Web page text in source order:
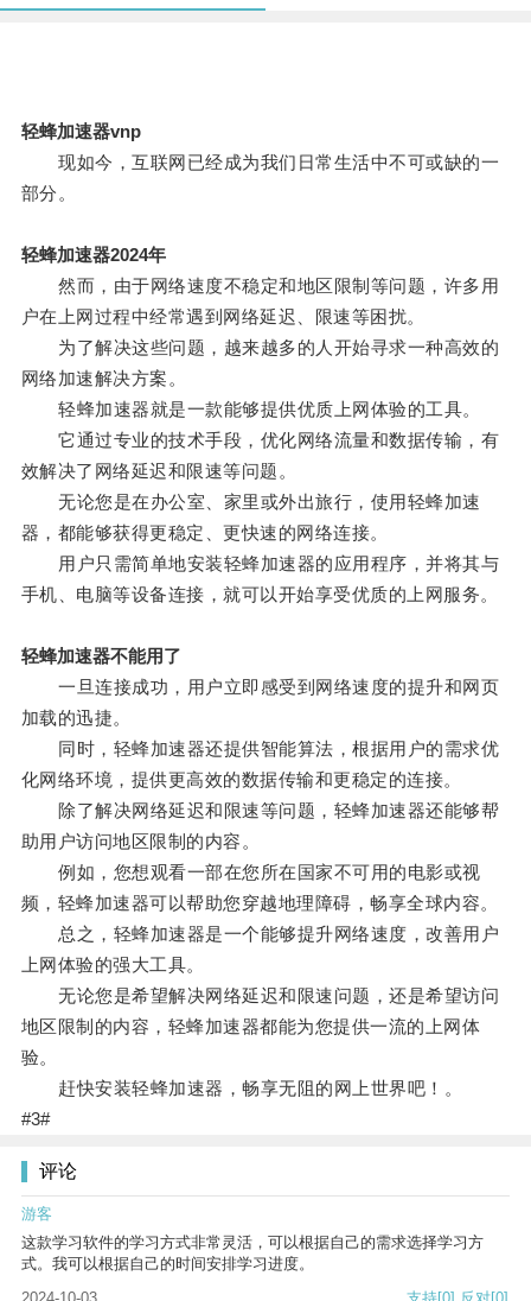
轻蜂加速器vnp
现如今，互联网已经成为我们日常生活中不可或缺的一
部分。
轻蜂加速器2024年
然而，由于网络速度不稳定和地区限制等问题，许多用
户在上网过程中经常遇到网络延迟、限速等困扰。
为了解决这些问题，越来越多的人开始寻求一种高效的
网络加速解决方案。
轻蜂加速器就是一款能够提供优质上网体验的工具。
它通过专业的技术手段，优化网络流量和数据传输，有
效解决了网络延迟和限速等问题。
无论您是在办公室、家里或外出旅行，使用轻蜂加速
器，都能够获得更稳定、更快速的网络连接。
用户只需简单地安装轻蜂加速器的应用程序，并将其与
手机、电脑等设备连接，就可以开始享受优质的上网服务。
轻蜂加速器不能用了
一旦连接成功，用户立即感受到网络速度的提升和网页
加载的迅捷。
同时，轻蜂加速器还提供智能算法，根据用户的需求优
化网络环境，提供更高效的数据传输和更稳定的连接。
除了解决网络延迟和限速等问题，轻蜂加速器还能够帮
助用户访问地区限制的内容。
例如，您想观看一部在您所在国家不可用的电影或视
频，轻蜂加速器可以帮助您穿越地理障碍，畅享全球内容。
总之，轻蜂加速器是一个能够提升网络速度，改善用户
上网体验的强大工具。
无论您是希望解决网络延迟和限速问题，还是希望访问
地区限制的内容，轻蜂加速器都能为您提供一流的上网体
验。
赶快安装轻蜂加速器，畅享无阻的网上世界吧！。
#3#
评论
游客
这款学习软件的学习方式非常灵活，可以根据自己的需求选择学习方
式。我可以根据自己的时间安排学习进度。